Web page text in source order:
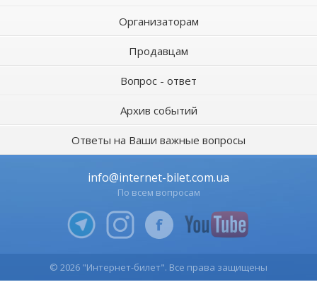
Организаторам
Продавцам
Вопрос - ответ
Архив событий
Ответы на Ваши важные вопросы
info@internet-bilet.com.ua
По всем вопросам
© 2026 "Интернет-билет". Все права защищены